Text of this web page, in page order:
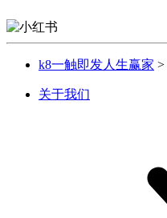
k8一触即发人生赢家 >
关于我们